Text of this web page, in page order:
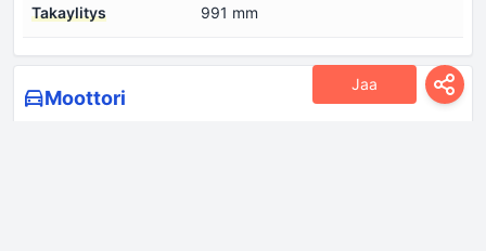
Jaa
Takaylitys 991 mm
Moottori